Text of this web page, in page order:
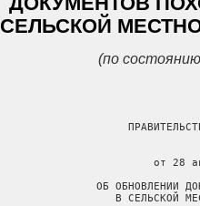
СЕЛЬСКОЙ
(по
от 28
ОБ ОБНОВЛЕНИИ
В СЕЛЬСКОЙ